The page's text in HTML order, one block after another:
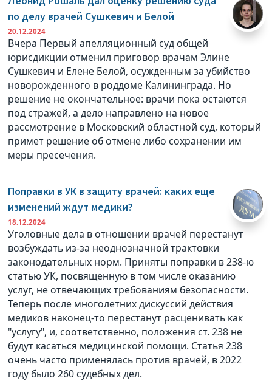
по делу врачей Сушкевич и Белой
20.12.2024
Вчера Первый апелляционный суд общей
юрисдикции отменил приговор врачам Элине
Сушкевич и Елене Белой, осужденным за убийство
новорожденного в роддоме Калининграда. Но
решение не окончательное: врачи пока остаются
под стражей, а дело направлено на новое
рассмотрение в Московский областной суд, который
примет решение об отмене либо сохранении им
меры пресечения.
Поправки в УК в защиту врачей: каких еще
изменений ждут медики?
18.12.2024
Уголовные дела в отношении врачей перестанут
возбуждать из-за неоднозначной трактовки
законодательных норм. Приняты поправки в 238-ю
статью УК, посвященную в том числе оказанию
услуг, не отвечающих требованиям безопасности.
Теперь после многолетних дискуссий действия
медиков наконец-то перестанут расценивать как
"услугу", и, соответственно, положения ст. 238 не
будут касаться медицинской помощи. Статья 238
очень часто применялась против врачей, в 2022
году было 260 судебных дел.